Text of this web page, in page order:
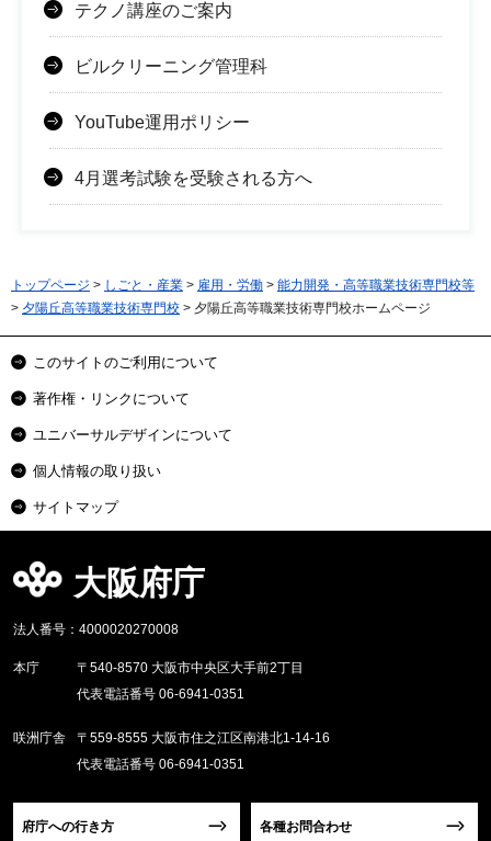
テクノ講座のご案内
ビルクリーニング管理科
YouTube運用ポリシー
4月選考試験を受験される方へ
トップページ > しごと・産業 > 雇用・労働 > 能力開発・高等職業技術専門校等
> 夕陽丘高等職業技術専門校 > 夕陽丘高等職業技術専門校ホームページ
このサイトのご利用について
著作権・リンクについて
ユニバーサルデザインについて
個人情報の取り扱い
サイトマップ
大阪府庁
法人番号：4000020270008
本庁
〒540-8570 大阪市中央区大手前2丁目
代表電話番号 06-6941-0351
咲洲庁舎
〒559-8555 大阪市住之江区南港北1-14-16
代表電話番号 06-6941-0351
府庁への行き方 各種お問合わせ